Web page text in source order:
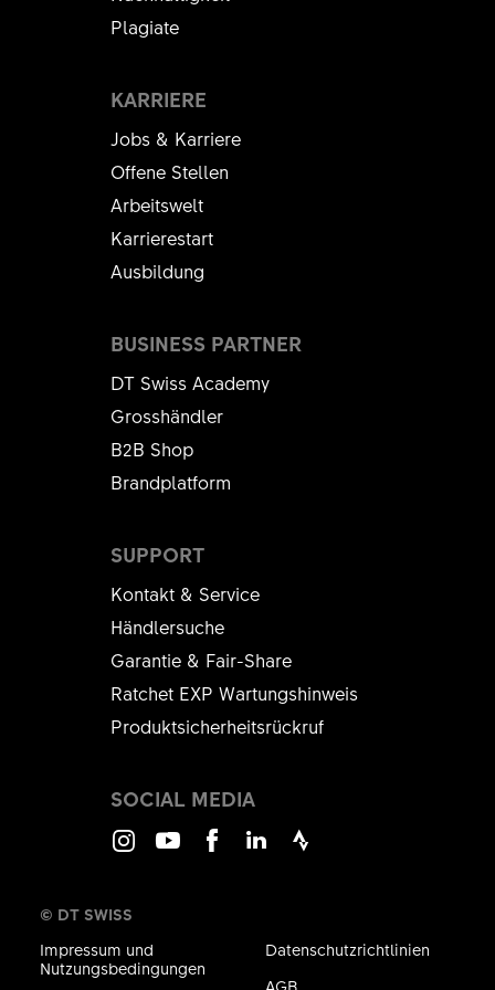
Plagiate
KARRIERE
Jobs & Karriere
Offene Stellen
Arbeitswelt
Karrierestart
Ausbildung
SUPPORT
Kontakt & Service
Händlersuche
Garantie & Fair-Share
Ratchet EXP Wartungshinweis
Produktsicherheitsrückruf
BUSINESS PARTNER
DT Swiss Academy
Grosshändler
B2B Shop
Brandplatform
SOCIAL MEDIA
© DT SWISS
Impressum und
Nutzungsbedingungen
Datenschutzrichtlinien
AGB